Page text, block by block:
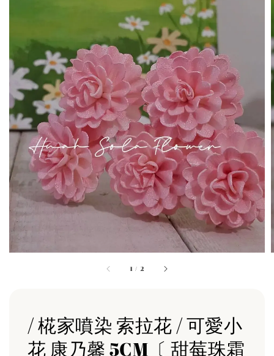
1 / 2
/ 椛家噴染 索拉花 / 可愛小
花 康乃馨 5CM〔 甜莓珠霜